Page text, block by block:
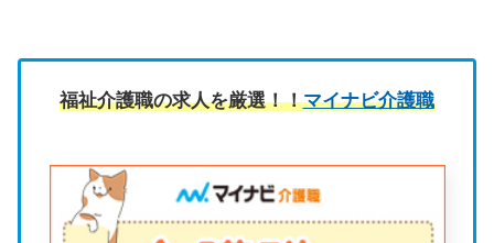
福祉介護職の求人を厳選！！マイナビ介護職